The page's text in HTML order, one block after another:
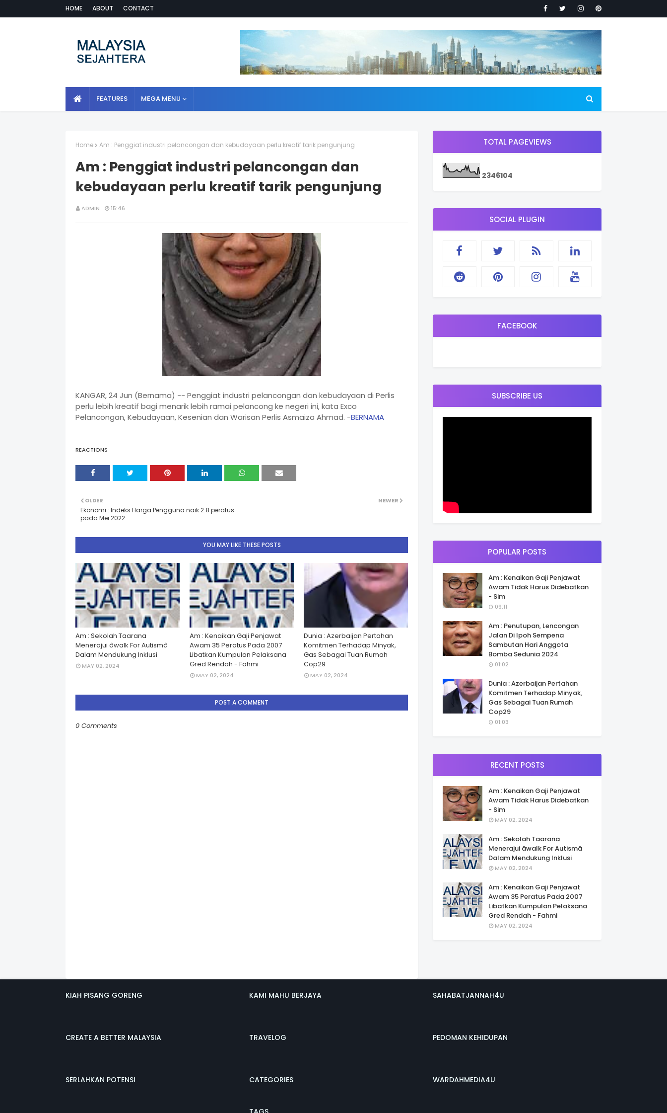
HOME ABOUT CONTACT
FEATURES MEGA MENU
Home Am : Penggiat industri pelancongan dan kebudayaan perlu kreatif tarik pengunjung
Am : Penggiat industri pelancongan dan
kebudayaan perlu kreatif tarik pengunjung
ADMIN 15:46
KANGAR, 24 Jun (Bernama) -- Penggiat industri pelancongan dan kebudayaan di Perlis
perlu lebih kreatif bagi menarik lebih ramai pelancong ke negeri ini, kata Exco
Pelancongan, Kebudayaan, Kesenian dan Warisan Perlis Asmaiza Ahmad. -BERNAMA
REACTIONS
NEWER
OLDER
Ekonomi : Indeks Harga Pengguna naik 2.8 peratus
pada Mei 2022
YOU MAY LIKE THESE POSTS
Am : Sekolah Taarana
Menerajui âwalk For Autismâ
Dalam Mendukung Inklusi
MAY 02, 2024
Am : Kenaikan Gaji Penjawat
Awam 35 Peratus Pada 2007
Libatkan Kumpulan Pelaksana
Gred Rendah - Fahmi
MAY 02, 2024
Dunia : Azerbaijan Pertahan
Komitmen Terhadap Minyak,
Gas Sebagai Tuan Rumah
Cop29
MAY 02, 2024
POST A COMMENT
0 Comments
TOTAL PAGEVIEWS
2346104
SOCIAL PLUGIN
FACEBOOK
SUBSCRIBE US
POPULAR POSTS
Am : Kenaikan Gaji Penjawat
Awam Tidak Harus Didebatkan
- Sim
09:11
Am : Penutupan, Lencongan
Jalan Di Ipoh Sempena
Sambutan Hari Anggota
Bomba Sedunia 2024
01:02
Dunia : Azerbaijan Pertahan
Komitmen Terhadap Minyak,
Gas Sebagai Tuan Rumah
Cop29
01:03
RECENT POSTS
Am : Kenaikan Gaji Penjawat
Awam Tidak Harus Didebatkan
- Sim
MAY 02, 2024
Am : Sekolah Taarana
Menerajui âwalk For Autismâ
Dalam Mendukung Inklusi
MAY 02, 2024
Am : Kenaikan Gaji Penjawat
Awam 35 Peratus Pada 2007
Libatkan Kumpulan Pelaksana
Gred Rendah - Fahmi
MAY 02, 2024
KIAH PISANG GORENG
CREATE A BETTER MALAYSIA
SERLAHKAN POTENSI
KAMI MAHU BERJAYA
TRAVELOG
CATEGORIES
SAHABATJANNAH4U
PEDOMAN KEHIDUPAN
WARDAHMEDIA4U